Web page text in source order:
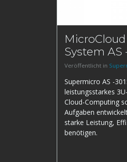
System AS
Veröffentlicht in
Supermicro AS -
leistungsstarkes
Cloud-Computing
Aufgaben
starke Leistung,
benötigen.